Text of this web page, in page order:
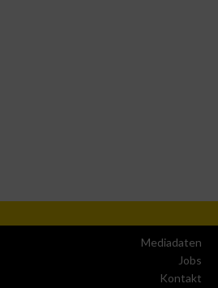
Mediadaten
Jobs
Kontakt